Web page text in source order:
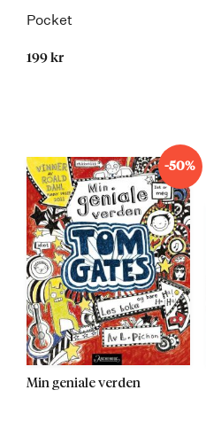
Pocket
199 kr
-50%
Min geniale verden